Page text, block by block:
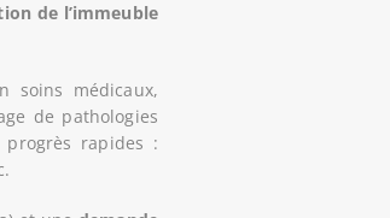
de l’immeuble
soins médicaux,
de pathologies
rapides :